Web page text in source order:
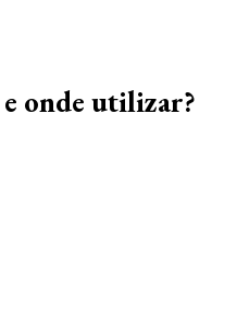
e onde utilizar?